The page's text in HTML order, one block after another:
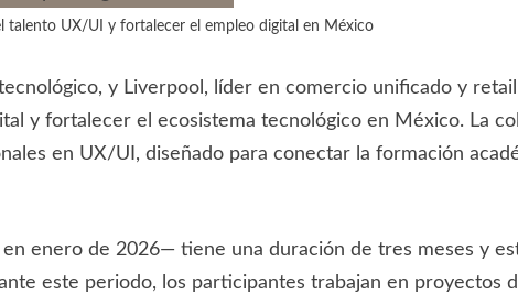
talento UX/UI y fortalecer el empleo digital en México
y Liverpool, líder en comercio unificado y
y fortalecer el ecosistema tecnológico en México. La
en UX/UI, diseñado para conectar la formación
enero de 2026— tiene una duración de tres meses y
este periodo, los participantes trabajan en proyectos